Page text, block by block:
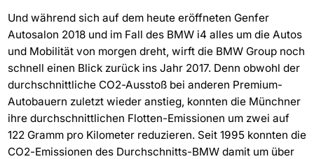
Und während sich auf dem heute eröffneten Genfer
Autosalon 2018 und im Fall des BMW i4 alles um die Autos
und Mobilität von morgen dreht, wirft die BMW Group noch
schnell einen Blick zurück ins Jahr 2017. Denn obwohl der
durchschnittliche CO2-Ausstoß bei anderen Premium-
Autobauern zuletzt wieder anstieg, konnten die Münchner
ihre durchschnittlichen Flotten-Emissionen um zwei auf
122 Gramm pro Kilometer reduzieren. Seit 1995 konnten die
CO2-Emissionen des Durchschnitts-BMW damit um über